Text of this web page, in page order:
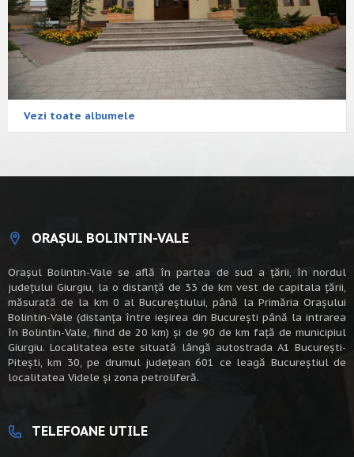
Vezi toate albumele
ORAȘUL BOLINTIN-VALE
Oraşul Bolintin-Vale se află în partea de sud a ţării, în nordul
judeţului Giurgiu, la o distanţă de 33 de km vest de capitala țării,
măsurată de la km 0 al Bucureștiului, până la Primăria Orașului
Bolintin-Vale (distanța între ieșirea din București până la intrarea
în Bolintin-Vale, fiind de 20 km) şi de 90 de km faţă de municipiul
Giurgiu. Localitatea este situată lângă autostrada A1 Bucureşti-
Piteşti, km 30, pe drumul judeţean 601 ce leagă Bucureştiul de
localitatea Videle şi zona petroliferă.
TELEFOANE UTILE